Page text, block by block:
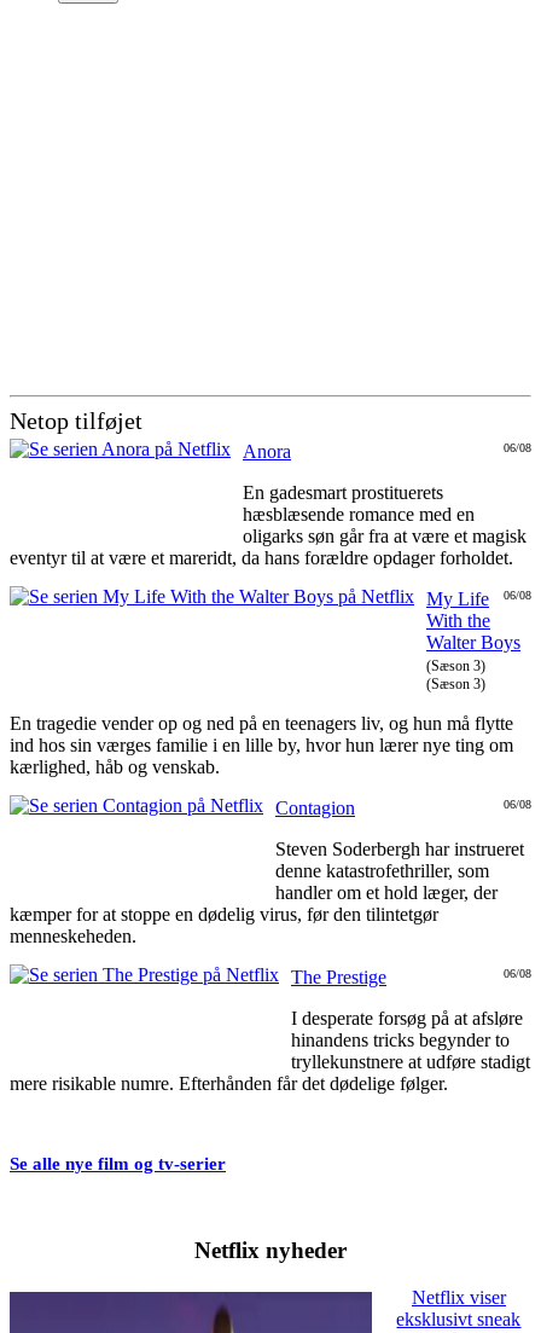
Netop tilføjet
06/08
Anora
En gadesmart prostituerets
hæsblæsende romance med en
oligarks søn går fra at være et magisk
eventyr til at være et mareridt, da hans forældre opdager forholdet.
06/08
My Life
With the
Walter Boys
(Sæson 3)
(Sæson 3)
En tragedie vender op og ned på en teenagers liv, og hun må flytte
ind hos sin værges familie i en lille by, hvor hun lærer nye ting om
kærlighed, håb og venskab.
06/08
Contagion
Steven Soderbergh har instrueret
denne katastrofethriller, som
handler om et hold læger, der
kæmper for at stoppe en dødelig virus, før den tilintetgør
menneskeheden.
06/08
The Prestige
I desperate forsøg på at afsløre
hinandens tricks begynder to
tryllekunstnere at udføre stadigt
mere risikable numre. Efterhånden får det dødelige følger.
Se alle nye film og tv-serier
Netflix nyheder
Netflix viser
eksklusivt sneak